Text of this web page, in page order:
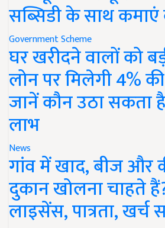
सब्सिडी के साथ कमाएं
Government Scheme
घर खरीदने वालों को
लोन पर मिलेगी 4%
जानें कौन उठा सकता
लाभ
News
गांव में खाद, बीज और
दुकान खोलना चाहते
लाइसेंस, पात्रता,